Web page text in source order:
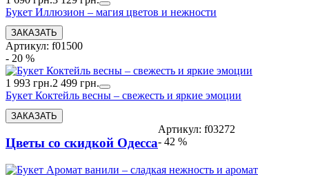
Букет Иллюзион – магия цветов и нежности
Артикул: f01500
- 20 %
1 993 грн.2 499 грн.
Букет Коктейль весны – свежесть и яркие эмоции
Цветы со скидкой Одесса
Артикул: f03272
- 42 %